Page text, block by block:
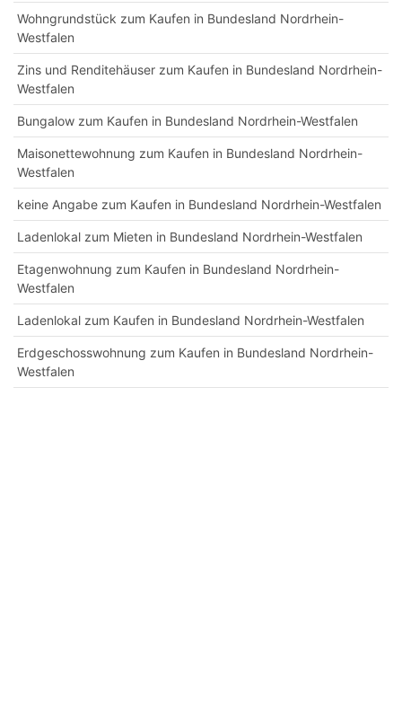
Wohngrundstück zum Kaufen in Bundesland Nordrhein-
Westfalen
Zins und Renditehäuser zum Kaufen in Bundesland Nordrhein-
Westfalen
Bungalow zum Kaufen in Bundesland Nordrhein-Westfalen
Maisonettewohnung zum Kaufen in Bundesland Nordrhein-
Westfalen
keine Angabe zum Kaufen in Bundesland Nordrhein-Westfalen
Ladenlokal zum Mieten in Bundesland Nordrhein-Westfalen
Etagenwohnung zum Kaufen in Bundesland Nordrhein-
Westfalen
Ladenlokal zum Kaufen in Bundesland Nordrhein-Westfalen
Erdgeschosswohnung zum Kaufen in Bundesland Nordrhein-
Westfalen